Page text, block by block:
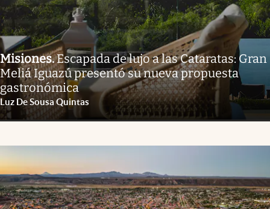
Misiones.Escapada de lujo a las Cataratas: Gran
Meliá Iguazú presentó su nueva propuesta
gastronómica
Luz De Sousa Quintas